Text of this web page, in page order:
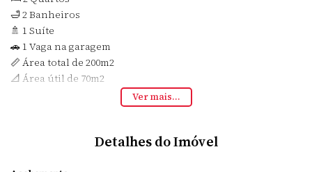
🛁 2 Banheiros
🚿 1 Suíte
🚗 1 Vaga na garagem
📏 Área total de 200m2
📐 Área útil de 70m2
Não perca a chance de morar nesse imóvel aconchegante e
Ver mais...
Detalhes do Imóvel